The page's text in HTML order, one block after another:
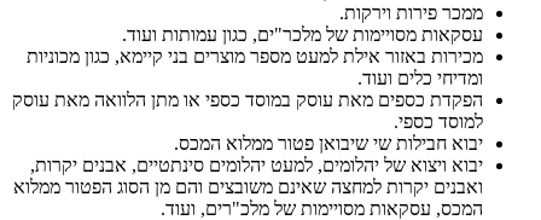
ממכר פירות וירקות.
עסקאות מסויימות של מלכר"ים, כגון עמותות ועוד.
מכירות באזור אילת למעט מספר מוצרים בני קיימא, כגון מכוניות
ומדיחי כלים ועוד.
הפקדת כספים מאת עוסק במוסד כספי או מתן הלוואה מאת עוסק
למוסד כספי.
יבוא חבילות שי שיבואן פטור ממלוא המכס.
יבוא ויצוא של יהלומים, למעט יהלומים סינתטיים, אבנים יקרות,
ואבנים יקרות למחצה שאינם משובצים והם מן הסוג הפטור ממלוא
המכס, עסקאות מסויימות של מלכ"רים, ועוד.